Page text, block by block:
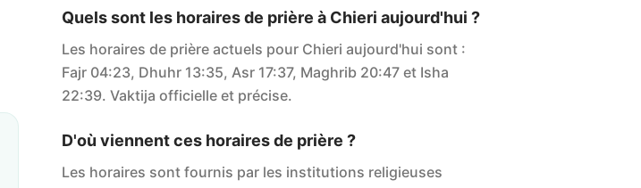
Quels sont les horaires de prière à Chieri aujourd'hui ?
Les horaires de prière actuels pour Chieri aujourd'hui sont :
Fajr 04:23, Dhuhr 13:35, Asr 17:37, Maghrib 20:47 et Isha
22:39. Vaktija officielle et précise.
D'où viennent ces horaires de prière ?
Les horaires sont fournis par les institutions religieuses